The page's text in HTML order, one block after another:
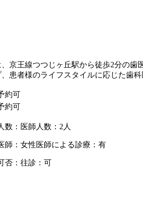
、京王線つつじヶ丘駅から徒歩2分の
患者様のライフスタイルに応じた歯
約可
約可
数：医師人数：2人
師：女性医師による診療：有
否：往診：可